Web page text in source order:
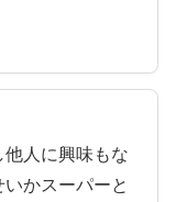
他人に興味もな
かスーパーと